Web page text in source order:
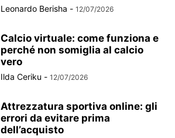
Leonardo Berisha - 12/07/2026
Calcio virtuale: come funziona e
perché non somiglia al calcio
vero
Ilda Ceriku - 12/07/2026
Attrezzatura sportiva online: gli
errori da evitare prima
dell’acquisto